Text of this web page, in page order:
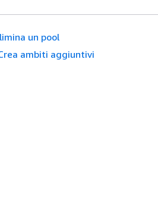
un pool
ambiti aggiuntivi